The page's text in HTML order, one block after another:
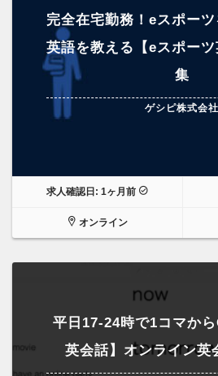
完全在宅勤務！eスポー
英語を教える【eスポー
集
ゲシピ株式会社
求人確認日: 1ヶ月前
オンライン
平日17-24時で1コマか
英会話】オンライン英